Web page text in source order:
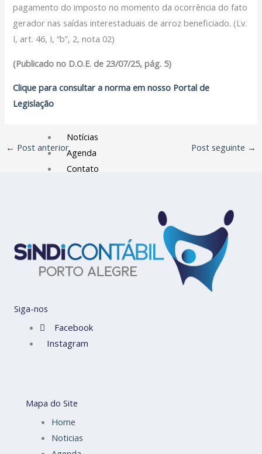
Serviços
Convênios
Notícias
Agenda
Contato
pagamento do imposto no momento da ocorrência do fato
gerador nas saídas interestaduais de arroz beneficiado. (Lv.
I, art. 46, I, “b”, 2, nota 02)
(Publicado no D.O.E. de 23/07/25, pág. 5)
Clique para consultar a norma em nosso Portal de
Legislação
← Post anterior Post seguinte →
Siga-nos
Facebook
Instagram
Mapa do Site
Home
Noticias